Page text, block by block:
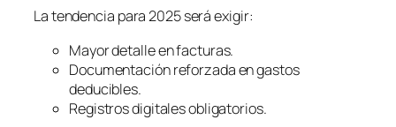
La tendencia para 2025 será exigir:
Mayor detalle en facturas.
Documentación reforzada en gastos
deducibles.
Registros digitales obligatorios.